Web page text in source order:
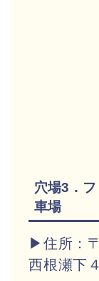
穴場3．
車場
▶住所：
西根瀬下